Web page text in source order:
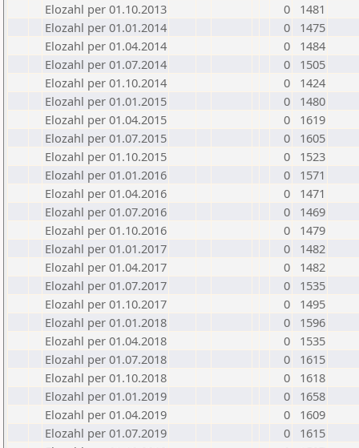
Elozahl per 01.10.2013
0
1481
Elozahl per 01.01.2014
0
1475
Elozahl per 01.04.2014
0
1484
Elozahl per 01.07.2014
0
1505
Elozahl per 01.10.2014
0
1424
Elozahl per 01.01.2015
0
1480
Elozahl per 01.04.2015
0
1619
Elozahl per 01.07.2015
0
1605
Elozahl per 01.10.2015
0
1523
Elozahl per 01.01.2016
0
1571
Elozahl per 01.04.2016
0
1471
Elozahl per 01.07.2016
0
1469
Elozahl per 01.10.2016
0
1479
Elozahl per 01.01.2017
0
1482
Elozahl per 01.04.2017
0
1482
Elozahl per 01.07.2017
0
1535
Elozahl per 01.10.2017
0
1495
Elozahl per 01.01.2018
0
1596
Elozahl per 01.04.2018
0
1535
Elozahl per 01.07.2018
0
1615
Elozahl per 01.10.2018
0
1618
Elozahl per 01.01.2019
0
1658
Elozahl per 01.04.2019
0
1609
Elozahl per 01.07.2019
0
1615